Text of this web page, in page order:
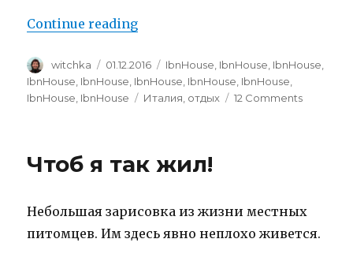
Continue reading“Про кемпинг Пиомбони.”
Author
witchka
Posted
on
01.12.2016 Categories
IbnHouse IbnHouse IbnHouse
IbnHouse IbnHouse IbnHouse IbnHouse IbnHouse
IbnHouse IbnHouse Tags
Италия отдых 12 Commentson
Чтоб я так жил!
Небольшая зарисовка из жизни местных
питомцев. Им здесь явно неплохо живется.